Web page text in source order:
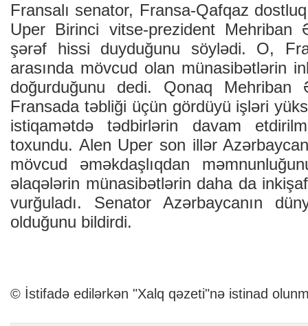
Fransalı senator, Fransa-Qafqaz
Uper Birinci vitse-prezident Mehriban
şərəf hissi duyduğunu söylədi. O,
arasında mövcud olan münasibətlərin
doğurduğunu dedi. Qonaq Mehriban
Fransada təbliği üçün gördüyü işləri
istiqamətdə tədbirlərin davam
toxundu. Alen Uper son illər
mövcud əməkdaşlıqdan
əlaqələrin münasibətlərin daha da
vurğuladı. Senator Azərbaycanın
olduğunu bildirdi.
© İstifadə edilərkən "Xalq qəzeti"nə istinad